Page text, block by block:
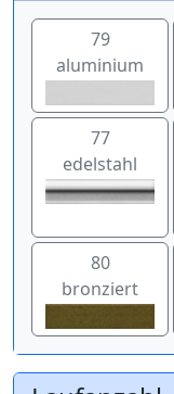
79
aluminium
77
edelstahl
80
bronziert